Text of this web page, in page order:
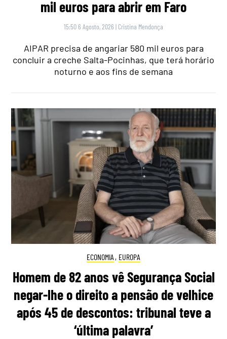
mil euros para abrir em Faro
15:50 6 Agosto, 2026 | Cristina Mendonça
AIPAR precisa de angariar 580 mil euros para
concluir a creche Salta-Pocinhas, que terá horário
noturno e aos fins de semana
ECONOMIA , EUROPA
Homem de 82 anos vê Segurança Social
negar-lhe o direito a pensão de velhice
após 45 de descontos: tribunal teve a
‘última palavra’